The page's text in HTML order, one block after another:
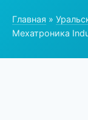
Главная »
Мехатроника